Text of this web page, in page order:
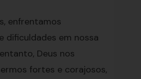
enfrentamos
dificuldades em nossa
Deus nos
fortes e corajosos,